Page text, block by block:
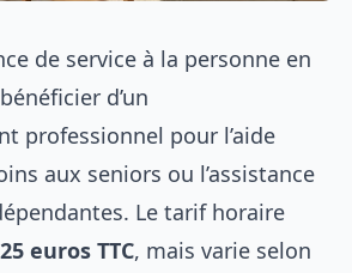
de service à la personne en
d’un
professionnel pour l’aide
aux seniors ou l’assistance
Le tarif horaire
25 euros TTC, mais varie selon